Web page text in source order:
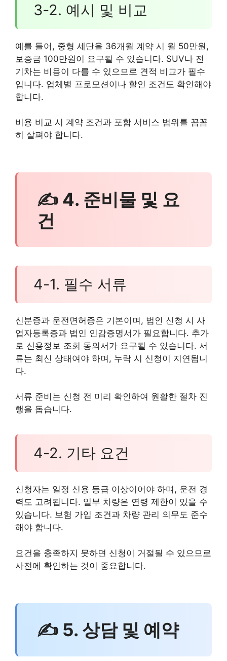
3-2. 예시 및 비교
예를 들어, 중형 세단을 36개월 계약 시 월 50만원,
보증금 100만원이 요구될 수 있습니다. SUV나 전
기차는 비용이 다를 수 있으므로 견적 비교가 필수
입니다. 업체별 프로모션이나 할인 조건도 확인해야
합니다.
비용 비교 시 계약 조건과 포함 서비스 범위를 꼼꼼
히 살펴야 합니다.
✍ 4. 준비물 및 요
건
4-1. 필수 서류
신분증과 운전면허증은 기본이며, 법인 신청 시 사
업자등록증과 법인 인감증명서가 필요합니다. 추가
로 신용정보 조회 동의서가 요구될 수 있습니다. 서
류는 최신 상태여야 하며, 누락 시 신청이 지연됩니
다.
서류 준비는 신청 전 미리 확인하여 원활한 절차 진
행을 돕습니다.
4-2. 기타 요건
신청자는 일정 신용 등급 이상이어야 하며, 운전 경
력도 고려됩니다. 일부 차량은 연령 제한이 있을 수
있습니다. 보험 가입 조건과 차량 관리 의무도 준수
해야 합니다.
요건을 충족하지 못하면 신청이 거절될 수 있으므로
사전에 확인하는 것이 중요합니다.
✍ 5. 상담 및 예약